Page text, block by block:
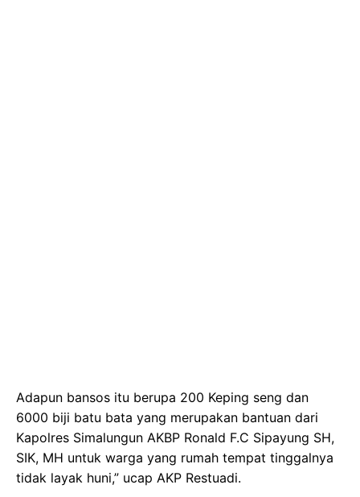
Adapun bansos itu berupa 200 Keping seng dan
6000 biji batu bata yang merupakan bantuan dari
Kapolres Simalungun AKBP Ronald F.C Sipayung SH,
SIK, MH untuk warga yang rumah tempat tinggalnya
tidak layak huni,” ucap AKP Restuadi.